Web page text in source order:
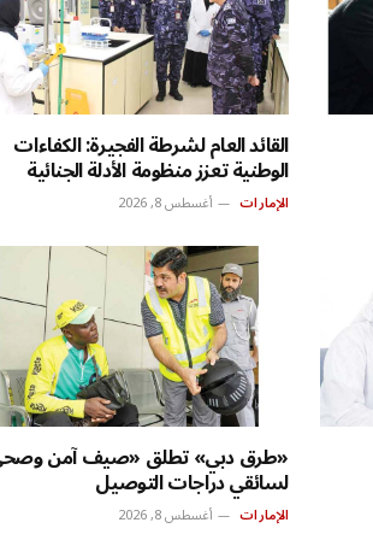
القائد العام لشرطة الفجيرة: الكفاءات
الوطنية تعزز منظومة الأدلة الجنائية
الإمارات أغسطس 8, 2026
«طرق دبي» تطلق «صيف آمن
لسائقي دراجات التوصيل
الإمارات أغسطس 8, 2026